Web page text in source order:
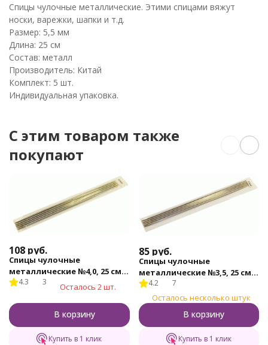
Спицы чулочные металлические. Этими спицами вяжут
носки, варежки, шапки и т.д.
Размер: 5,5 мм
Длина: 25 см
Состав: металл
Производитель: Китай
Комплект: 5 шт.
Индивидуальная упаковка.
C этим товаром также
покупают
108 руб.
Спицы чулочные
металлические №4,0, 25 см,
5 шт.
4.3 3 Осталось 2 шт.
В корзину
Купить в 1 клик
85 руб.
Спицы чулочные
металлические №3,5, 25 см,
5 шт.
4.2 7
Осталось несколько штук
В корзину
Купить в 1 клик